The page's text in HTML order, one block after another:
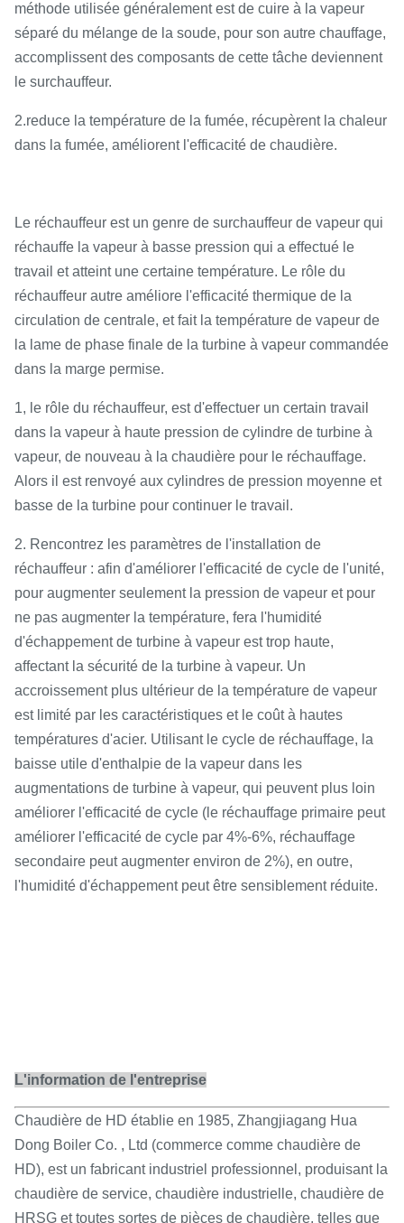
méthode utilisée généralement est de cuire à la vapeur
séparé du mélange de la soude, pour son autre chauffage,
accomplissent des composants de cette tâche deviennent
le surchauffeur.
2.reduce la température de la fumée, récupèrent la chaleur
dans la fumée, améliorent l'efficacité de chaudière.
Le réchauffeur est un genre de surchauffeur de vapeur qui
réchauffe la vapeur à basse pression qui a effectué le
travail et atteint une certaine température. Le rôle du
réchauffeur autre améliore l'efficacité thermique de la
circulation de centrale, et fait la température de vapeur de
la lame de phase finale de la turbine à vapeur commandée
dans la marge permise.
1, le rôle du réchauffeur, est d'effectuer un certain travail
dans la vapeur à haute pression de cylindre de turbine à
vapeur, de nouveau à la chaudière pour le réchauffage.
Alors il est renvoyé aux cylindres de pression moyenne et
basse de la turbine pour continuer le travail.
2. Rencontrez les paramètres de l'installation de
réchauffeur : afin d'améliorer l'efficacité de cycle de l'unité,
pour augmenter seulement la pression de vapeur et pour
ne pas augmenter la température, fera l'humidité
d'échappement de turbine à vapeur est trop haute,
affectant la sécurité de la turbine à vapeur. Un
accroissement plus ultérieur de la température de vapeur
est limité par les caractéristiques et le coût à hautes
températures d'acier. Utilisant le cycle de réchauffage, la
baisse utile d'enthalpie de la vapeur dans les
augmentations de turbine à vapeur, qui peuvent plus loin
améliorer l'efficacité de cycle (le réchauffage primaire peut
améliorer l'efficacité de cycle par 4%-6%, réchauffage
secondaire peut augmenter environ de 2%), en outre,
l'humidité d'échappement peut être sensiblement réduite.
L'information de l'entreprise
Chaudière de HD établie en 1985, Zhangjiagang Hua
Dong Boiler Co. , Ltd (commerce comme chaudière de
HD), est un fabricant industriel professionnel, produisant la
chaudière de service, chaudière industrielle, chaudière de
HRSG et toutes sortes de pièces de chaudière, telles que